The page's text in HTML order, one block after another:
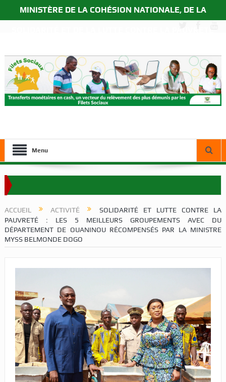
MINISTÈRE DE LA COHÉSION NATIONALE, DE LA
Menu
Ousmane Diagana auprès des bénéficiaires du Programme Filets
ACCUEIL ACTIVITÉ
SOLIDARITÉ ET LUTTE CONTRE LA
PAUVRETÉ : LES 5 MEILLEURS GROUPEMENTS AVEC DU
DÉPARTEMENT DE OUANINOU RÉCOMPENSÉS PAR LA MINISTRE
MYSS BELMONDE DOGO